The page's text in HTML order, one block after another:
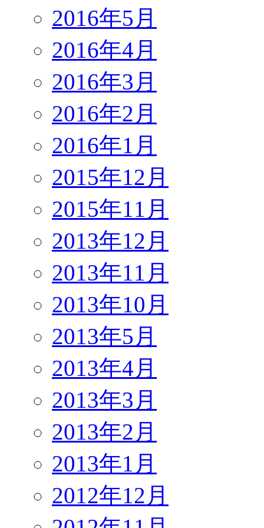
2016年5月
2016年4月
2016年3月
2016年2月
2016年1月
2015年12月
2015年11月
2013年12月
2013年11月
2013年10月
2013年5月
2013年4月
2013年3月
2013年2月
2013年1月
2012年12月